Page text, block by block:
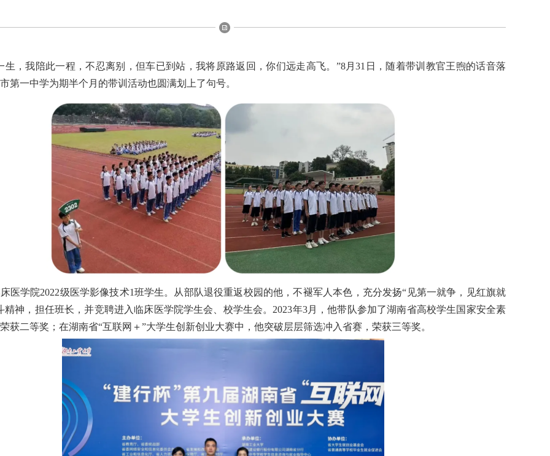
生，我陪此一程，不忍离别，但车已到站，我将原路返回，你们远走高飞。”8月31日，随着带训教官王煦的话音落
第一中学为期半个月的带训活动也圆满划上了句号。
医学院2022级医学影像技术1班学生。从部队退役重返校园的他，不褪军人本色，充分发扬“见第一就争，见红旗就
精神，担任班长，并竞聘进入临床医学院学生会、 校学生会。2023年3月，他带队参加了湖南省高校学生国家安全素
获二等奖；在湖南省“互联网＋”大学生创新创业大赛中，他突破层层筛选冲入省赛，荣获三等奖。